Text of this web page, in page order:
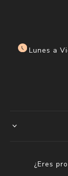
Lunes a
¿Eres